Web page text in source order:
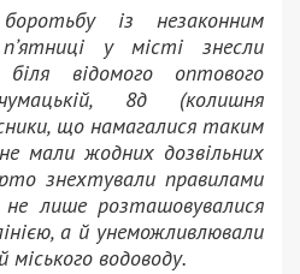
із незаконним
у місті знесли
біля відомого оптового
8д (колишня
що намагалися таким
мали жодних дозвільних
знехтували правилами
не лише розташовувалися
а й унеможливлювали
міського водоводу.